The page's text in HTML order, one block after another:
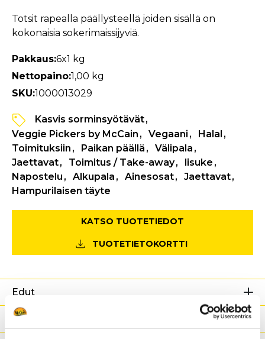
Totsit rapealla päällysteellä joiden sisällä on
kokonaisia sokerimaissijyviä.
Pakkaus:6x1 kg
Nettopaino:1,00 kg
SKU:1000013029
Kasvis sorminsyötävät
Veggie Pickers by McCain
Vegaani
Halal
Toimituksiin
Paikan päällä
Välipala
Jaettavat
Toimitus / Take-away
lisuke
Napostelu
Alkupala Ainesosat
Jaettavat
Hampurilaisen täyte
KATSO TUOTETIEDOT
TUOTETIETOKORTTI
Edut
Ravintoarvot